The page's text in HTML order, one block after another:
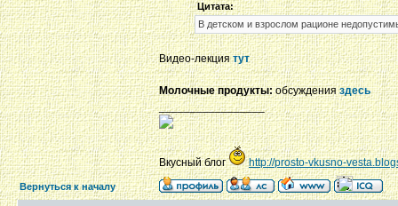
Цитата:
В детском и взрослом рационе
Видео-лекциятут
Молочные продукты:обсужденияздесь
_________________
Вкусный блог http://prosto-vkusno-
Вернуться к началу